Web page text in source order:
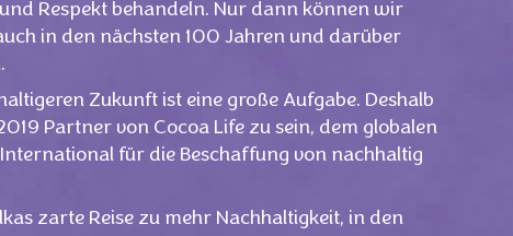
Respekt behandeln. Nur dann können wir
in den nächsten 100 Jahren und darüber
Zukunft ist eine große Aufgabe. Deshalb
Partner von Cocoa Life zu sein, dem globalen
für die Beschaffung von nachhaltig
zarte Reise zu mehr Nachhaltigkeit, in den